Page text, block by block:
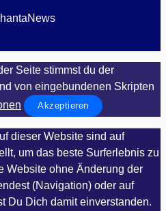
Seite stimmst du der
von eingebundenen Skripten
Akzeptieren
dieser Website sind auf
um das beste Surferlebnis zu
Website ohne Änderung der
(Navigation) oder auf
Du Dich damit einverstanden.